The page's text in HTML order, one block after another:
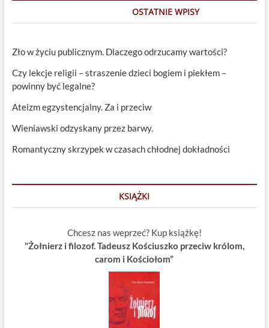
OSTATNIE WPISY
Zło w życiu publicznym. Dlaczego odrzucamy wartości?
Czy lekcje religii – straszenie dzieci bogiem i piekłem –
powinny być legalne?
Ateizm egzystencjalny. Za i przeciw
Wieniawski odzyskany przez barwy.
Romantyczny skrzypek w czasach chłodnej dokładności
KSIĄŻKI
Chcesz nas weprzeć? Kup książkę!
"Żołnierz i filozof. Tadeusz Kościuszko przeciw królom,
carom i Kościołom”